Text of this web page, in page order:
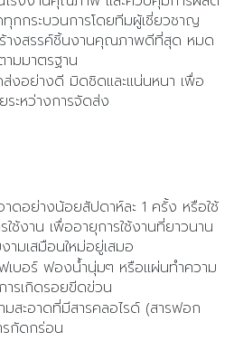
ทุกกระบวนการโดยทีมผู้เชี่ยวชาญ
างสรรค์ชิ้นงานคุณภาพดีที่สุด หมด
มมาตรฐาน
ส่งอย่างดี มิดชิดและแน่นหนา เพื่อ
ะหว่างการจัดส่ง
าดอย่างน้อยสัปดาห์ละ 1 ครั้ง หรือใช้
ใช้งาน เพื่ออายุการใช้งานที่ยาวนาน
มเสมือนใหม่อยู่เสมอ
ฟเบอร์ ฟองน้ำนุ่มๆ หรือแผ่นทำความ
รเกิดรอยขีดข่วน
มสะอาดที่มีสารคลอไรด์ (สารฟอก
กัดกร่อน